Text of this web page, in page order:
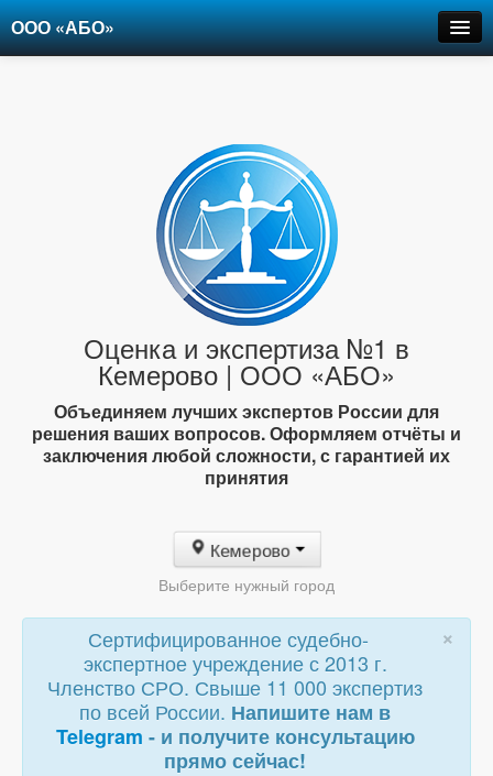
ООО «АБО»
Оценка и экспертиза №1 в
Кемерово | ООО «АБО»
Объединяем лучших экспертов России для
решения ваших вопросов. Оформляем отчёты и
заключения любой сложности, с гарантией их
принятия
Кемерово
Выберите нужный город
×
Сертифицированное судебно-
экспертное учреждение с 2013 г.
Членство СРО. Свыше 11 000 экспертиз
по всей России. Напишите нам в
Telegram - и получите консультацию
прямо сейчас!